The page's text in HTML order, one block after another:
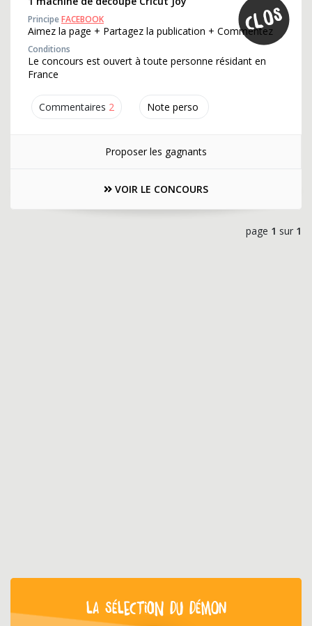
Commentaires 2 Note perso
PrincipeFACEBOOK
Aimez la page + Partagez la publication + Commentez
Conditions
Le concours est ouvert à toute personne résidant en
France
Proposer les gagnants
VOIR LE CONCOURS
page 1 sur 1
LA SÉLECTION DU DÉMON